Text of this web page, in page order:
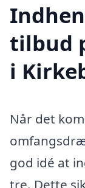
tilbud
i
Når det
god idé at
tre. Dette